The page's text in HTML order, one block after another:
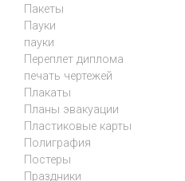
Пакеты
Пауки
пауки
Переплет диплома
печать чертежей
Плакаты
Планы эвакуации
Пластиковые карты
Полиграфия
Постеры
Праздники